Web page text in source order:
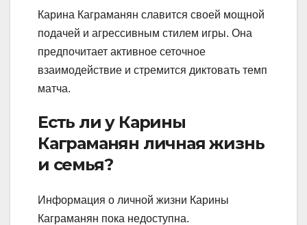
Карина Каграманян славится своей мощной
подачей и агрессивным стилем игры. Она
предпочитает активное сеточное
взаимодействие и стремится диктовать темп
матча.
Есть ли у Карины
Каграманян личная жизнь
и семья?
Информация о личной жизни Карины
Каграманян пока недоступна.